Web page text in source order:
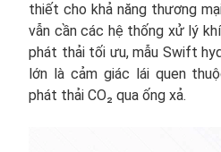
thiết cho khả năng thương
vẫn cần các hệ thống xử lý
phát thải tối ưu, mẫu Swift
lớn là cảm giác lái quen
phát thải CO₂ qua ống xả.